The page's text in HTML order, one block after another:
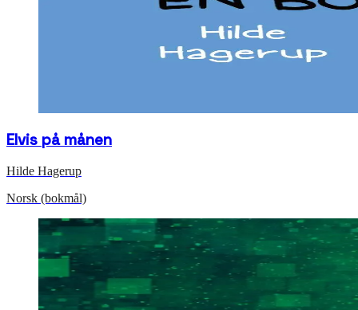
Elvis på månen
Hilde Hagerup
Norsk (bokmål)